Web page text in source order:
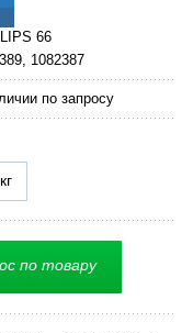
66
1082387
по запросу
по товару